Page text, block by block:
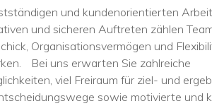
und kundenorientierten
und sicheren Auftreten zählen
Organisationsvermögen und
Bei uns erwarten Sie zahlreiche
viel Freiraum für ziel- und
sowie motivierte und